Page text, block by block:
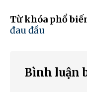
Từ khóa phổ
đau đầu
Bình luận